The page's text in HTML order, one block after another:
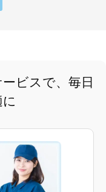
ビスで、毎日